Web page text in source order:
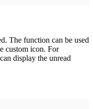
The function can be used
custom icon. For
display the unread